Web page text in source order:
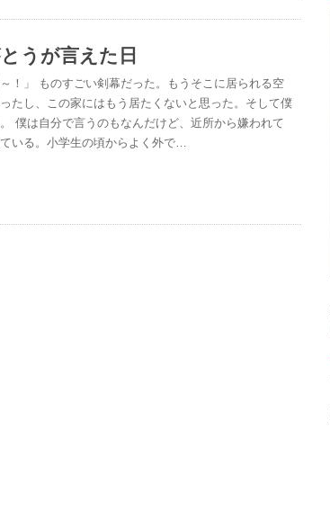
うが言えた日
～！」 ものすごい剣幕だった。もうそこに居られる空
たし、この家にはもう居たくないと思った。そして僕
僕は自分で言うのもなんだけど、近所から嫌われて
いる。小学生の頃からよく外で…